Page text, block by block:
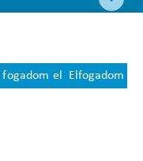
fogadom el Elfogadom